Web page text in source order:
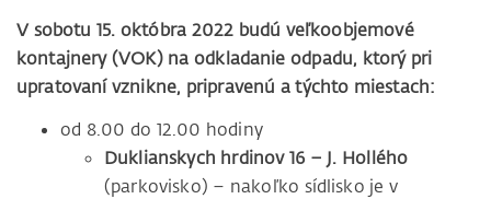
V sobotu 15. októbra 2022 budú veľkoobjemové
kontajnery (VOK) na odkladanie odpadu, ktorý pri
upratovaní vznikne, pripravenú a týchto miestach:
od 8.00 do 12.00 hodiny
Duklianskych hrdinov 16 – J. Hollého
(parkovisko) – nakoľko sídlisko je v